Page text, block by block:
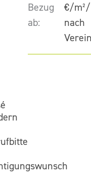
€/
Bezug
ab:
nach